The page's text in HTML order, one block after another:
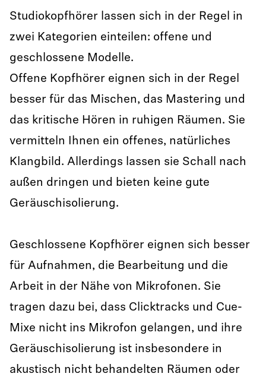
Studiokopfhörer lassen sich in der Regel in
zwei Kategorien einteilen: offene und
geschlossene Modelle.
Offene Kopfhörer eignen sich in der Regel
besser für das Mischen, das Mastering und
das kritische Hören in ruhigen Räumen. Sie
vermitteln Ihnen ein offenes, natürliches
Klangbild. Allerdings lassen sie Schall nach
außen dringen und bieten keine gute
Geräuschisolierung.
Geschlossene Kopfhörer eignen sich besser
für Aufnahmen, die Bearbeitung und die
Arbeit in der Nähe von Mikrofonen. Sie
tragen dazu bei, dass Clicktracks und Cue-
Mixe nicht ins Mikrofon gelangen, und ihre
Geräuschisolierung ist insbesondere in
akustisch nicht behandelten Räumen oder